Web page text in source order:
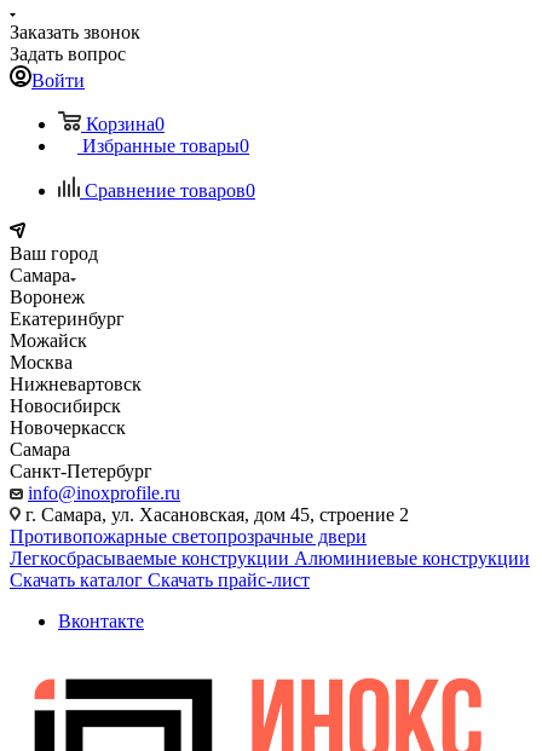
Заказать звонок
Задать вопрос
Войти
Корзина0
Избранные товары0
Сравнение товаров0
Ваш город
Самара
Воронеж
Екатеринбург
Можайск
Москва
Нижневартовск
Новосибирск
Новочеркасск
Самара
Санкт-Петербург
info@inoxprofile.ru
г. Самара, ул. Хасановская, дом 45, строение 2
Противопожарные светопрозрачные двери
Легкосбрасываемые конструкции Алюминиевые конструкции
Скачать каталог Скачать прайс-лист
Вконтакте